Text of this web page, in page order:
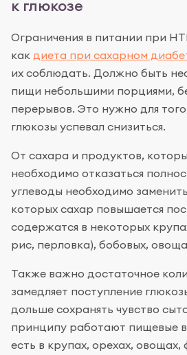
к глюкозе
Ограничения в питании при
как диета при сахарном
их соблюдать. Должно быть
пищи небольшими порциями,
перерывов. Это нужно для
глюкозы успевал снизиться.
От сахара и продуктов,
необходимо отказаться
углеводы необходимо
которых сахар повышается
содержатся в некоторых
рис, перловка), бобовых,
Также важно достаточное
замедляет поступление
дольше сохранять чувство
принципу работают пищевые
есть в крупах, орехах, овощах,